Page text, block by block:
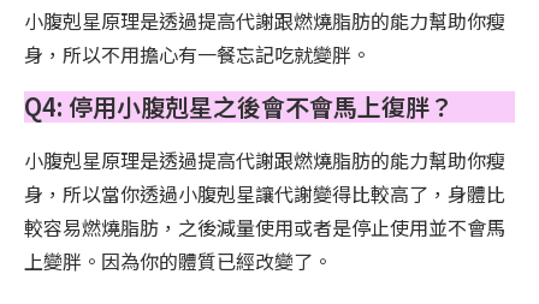
小腹剋星原理是透過提高代謝跟燃燒脂肪的能力幫助你瘦
身，所以不用擔心有一餐忘記吃就變胖。
Q4: 停用小腹剋星之後會不會馬上復胖？
小腹剋星原理是透過提高代謝跟燃燒脂肪的能力幫助你瘦
身，所以當你透過小腹剋星讓代謝變得比較高了，身體比
較容易燃燒脂肪，之後減量使用或者是停止使用並不會馬
上變胖。因為你的體質已經改變了。